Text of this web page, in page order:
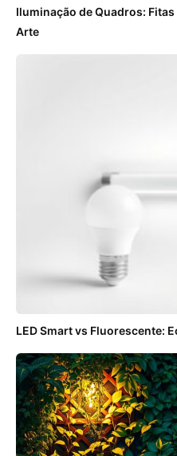
Iluminação de Quadros:
Arte
LED Smart vs Fluorescente: